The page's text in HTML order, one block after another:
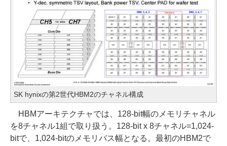
SK hynixの第2世代HBM2のチャネル構成
HBMアーキテクチャでは、128-bit幅のメモリチャネル
を8チャネル1組で取り扱う。128-bit x 8チャネル=1,024-
bitで、1,024-bitのメモリバス幅となる。最初のHBM2で